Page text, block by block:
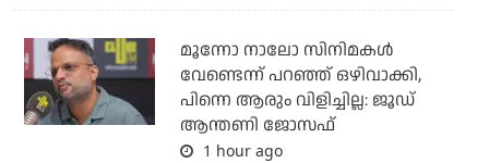
മൂന്നോ നാലോ സിനിമകൾ
വേണ്ടെന്ന് പറഞ്ഞ് ഒഴിവാക്കി,
പിന്നെ ആരും വിളിച്ചില്ല: ജൂഡ്
ആന്തണി ജോസഫ്
1 hour ago